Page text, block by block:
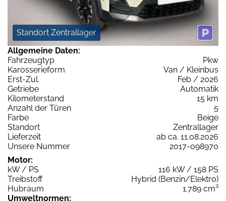
Standort Zentrallager
Allgemeine Daten:
Fahrzeugtyp
Pkw
Karosserieform
Van / Kleinbus
Erst-Zul.
Feb / 2026
Getriebe
Automatik
Kilometerstand
15 km
Anzahl der Türen
5
Farbe
Beige
Standort
Zentrallager
Lieferzeit
ab ca. 11.08.2026
Unsere Nummer
2017-098970
Motor:
kW / PS
116 kW / 158 PS
Treibstoff
Hybrid (Benzin/Elektro)
Hubraum
1.789 cm³
Umweltnormen: